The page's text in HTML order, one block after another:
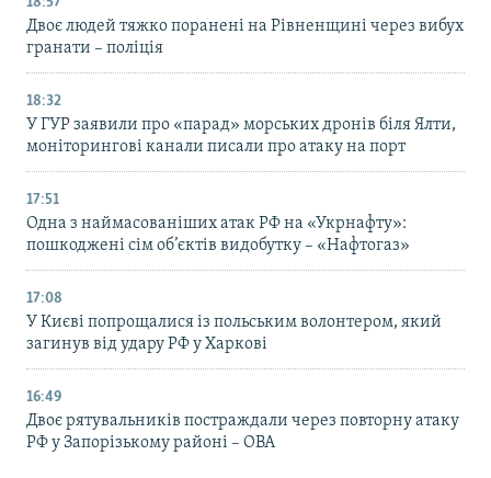
Двоє людей тяжко поранені на Рівненщині через вибух
гранати – поліція
18:32
У ГУР заявили про «парад» морських дронів біля Ялти,
моніторингові канали писали про атаку на порт
17:51
Одна з наймасованіших атак РФ на «Укрнафту»:
пошкоджені сім об’єктів видобутку – «Нафтогаз»
17:08
У Києві попрощалися із польським волонтером, який
загинув від удару РФ у Харкові
16:49
Двоє рятувальників постраждали через повторну атаку
РФ у Запорізькому районі – ОВА